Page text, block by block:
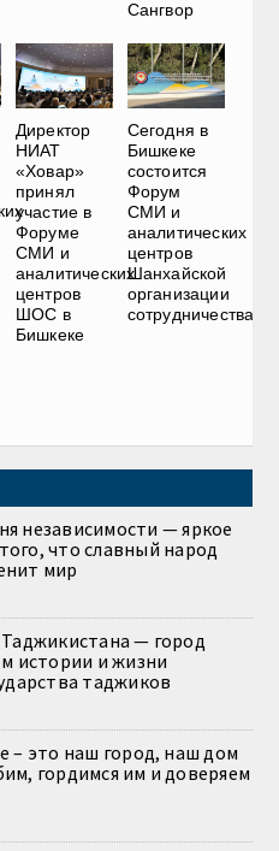
Сангвор
Директор
НИАТ
«Ховар»
принял
участие в
Форуме
СМИ и
аналитических
центров
ШОС в
Бишкеке
Сегодня в
Бишкеке
состоится
Форум
СМИ и
аналитических
центров
Шанхайской
организации
сотрудничества
независимости — яркое
что славный народ
мир
— город
истории и жизни
таджиков
– это наш город, наш дом
гордимся им и доверяем